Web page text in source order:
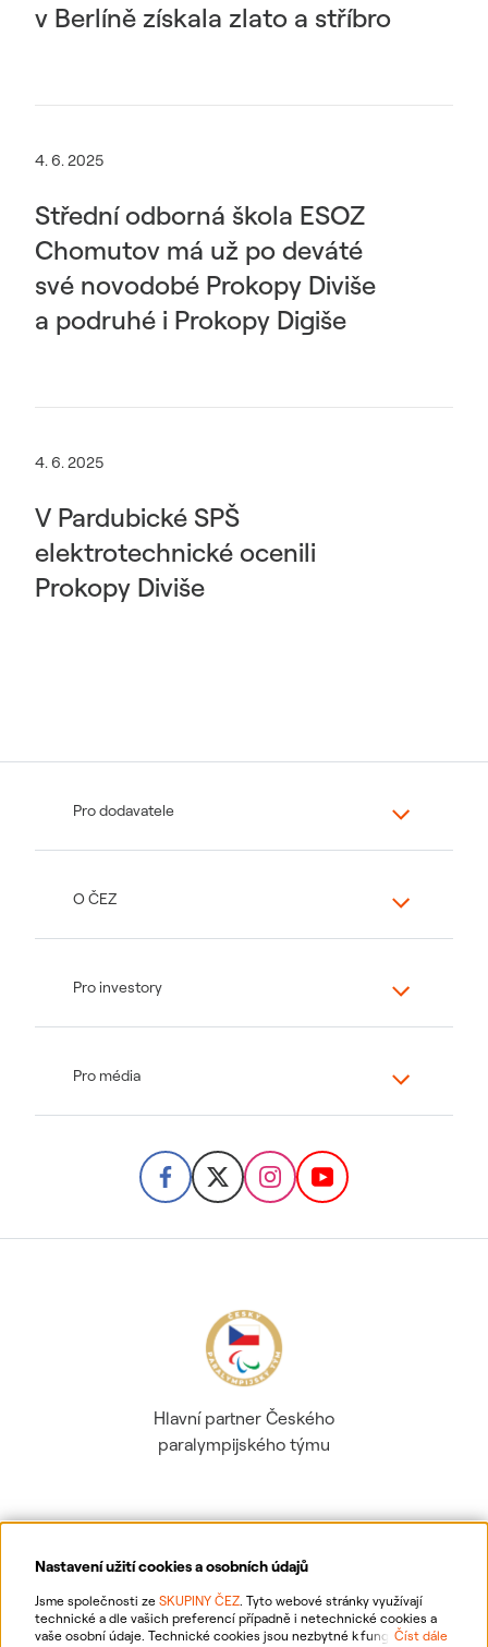
Nastavení užití cookies a osobních údajů
Jsme společnosti ze SKUPINY ČEZ. Tyto webové stránky využívají
technické a dle vašich preferencí případně i netechnické cookies a
vaše osobní údaje. Technické cookies jsou nezbytné k fungováníČíst dále
v Berlíně získala zlato a stříbro
4. 6. 2025
Střední odborná škola ESOZ
Chomutov má už po deváté
své novodobé Prokopy Diviše
a podruhé i Prokopy Digiše
4. 6. 2025
V Pardubické SPŠ
elektrotechnické ocenili
Prokopy Diviše
Pro dodavatele
O ČEZ
Pro investory
Pro média
Hlavní partner Českého
paralympijského týmu
Ochrana osobních údajů
Informace o webu